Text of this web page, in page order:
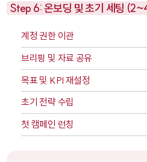
Step 6: 온보딩 및 초기 세팅
계정 권한 이관
브리핑 및 자료 공유
목표 및 KPI 재설정
초기 전략 수립
첫 캠페인 런칭